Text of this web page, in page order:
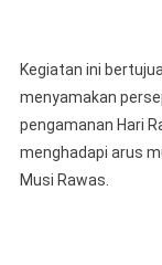
Kegiatan ini
menyamakan
pengamanan Hari
menghadapi arus
Musi Rawas.